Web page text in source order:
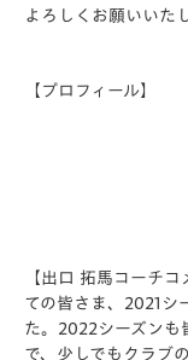
よろしくお願いいた
【プロフィール】
【出口 拓馬コーチ
ての皆さま、2021シ
た。2022シーズンも
で、少しでもクラブ